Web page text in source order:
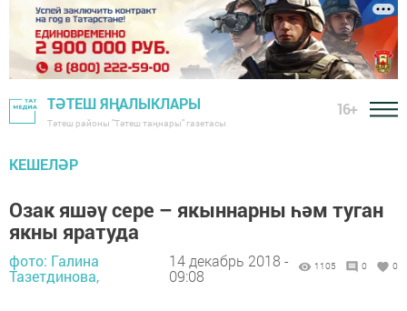
ТӘТЕШ ЯҢАЛЫКЛАРЫ
Тәтеш районы "Тәтеш таңнары" газетасы
16+
КЕШЕЛӘР
Озак яшәү сере – якыннарны һәм туган
якны яратуда
фото: Галина
Тазетдинова,
14 декабрь 2018 -
09:08
1105 0 0